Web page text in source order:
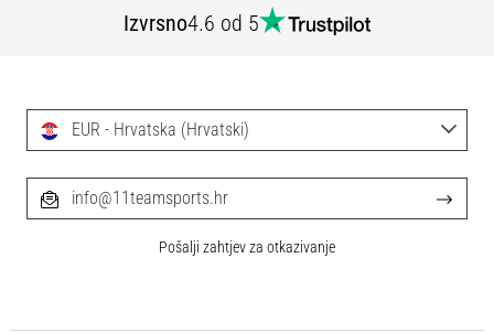
for
More
Pripremi
2025
Izvrsno4.6 od 5
EUR - Hrvatska (Hrvatski)
info@11teamsports.hr
Pošalji zahtjev za otkazivanje